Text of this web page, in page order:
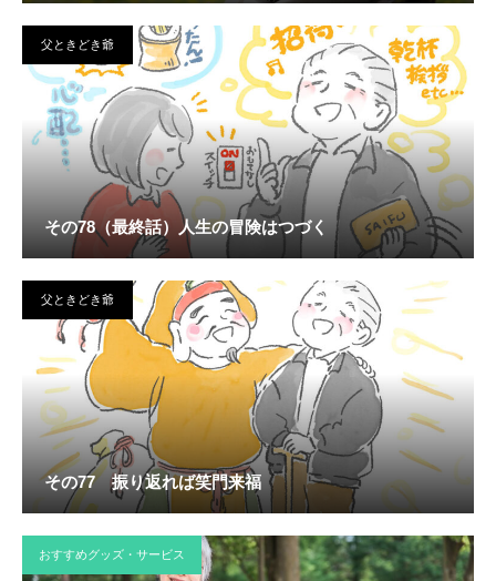
父ときどき爺
その78（最終話）人生の冒険はつづく
父ときどき爺
その77 振り返れば笑門来福
おすすめグッズ・サービス